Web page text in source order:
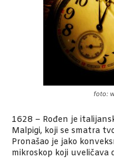
foto:
1628 – Rođen je
Malpigi, koji se smatra
Pronašao je jako
mikroskop koji uveličava